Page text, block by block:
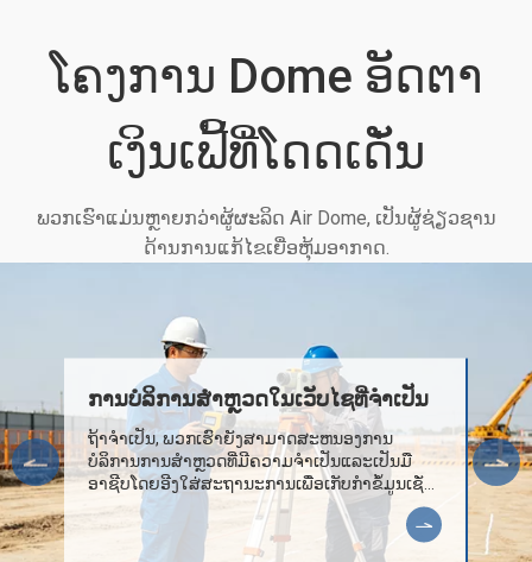
ໂຄງການ Dome ອັດຕາ
ເງິນເຟີ້ທີ່ໂດດເດັ່ນ
ພວກເຮົາແມ່ນຫຼາຍກວ່າຜູ້ຜະລິດ Air Dome, ເປັນຜູ້ຊ່ຽວຊານ
ດ້ານການແກ້ໄຂເຍື່ອຫຸ້ມອາກາດ.
ການ​ບໍ​ລິ​ການ​ສໍາ​ຫຼວດ​ໃນ​ເວັບ​ໄຊ​ທີ່​ຈໍາ​ເປັນ​
ຖ້າຈໍາເປັນ, ພວກເຮົາຍັງສາມາດສະຫນອງການ
ບໍລິການການສໍາຫຼວດທີ່ມີຄວາມຈໍາເປັນແລະເປັນມື
ອາຊີບໂດຍອີງໃສ່ສະຖານະການເພື່ອເກັບກໍາຂໍ້ມູນເຊັ່ນ:
ຂະຫນາດຂອງສະຖານທີ່, ຄວາມອາດສາມາດຂອງຫ
ນ້າດິນ, ແລະສະພາບແວດລ້ອມອ້ອມຂ້າງ, ສະຫນອງ
ຂໍ້ມູນທີ່ຊັດເຈນສໍາລັບການແກ້ໄຂໂຄງສ້າງເຍື່ອຫຸ້ມທາງ